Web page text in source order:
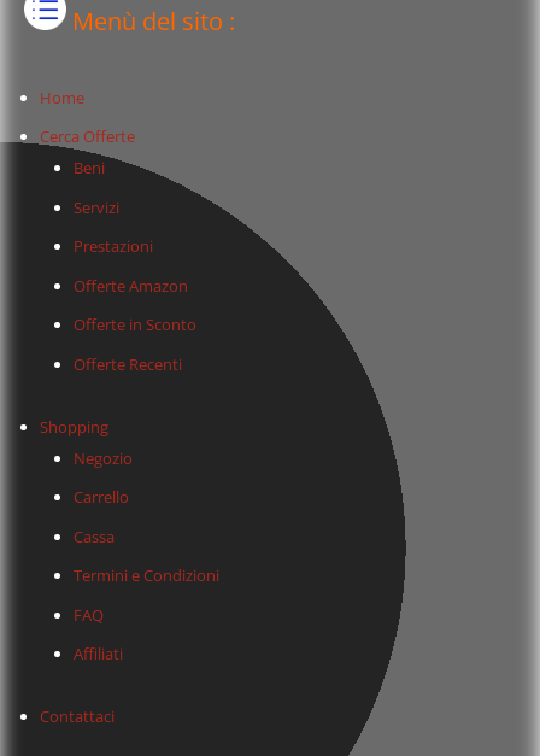
Menù del sito :
Home
Cerca Offerte
Beni
Servizi
Prestazioni
Offerte Amazon
Offerte in Sconto
Offerte Recenti
Shopping
Negozio
Carrello
Cassa
Termini e Condizioni
FAQ
Affiliati
Contattaci